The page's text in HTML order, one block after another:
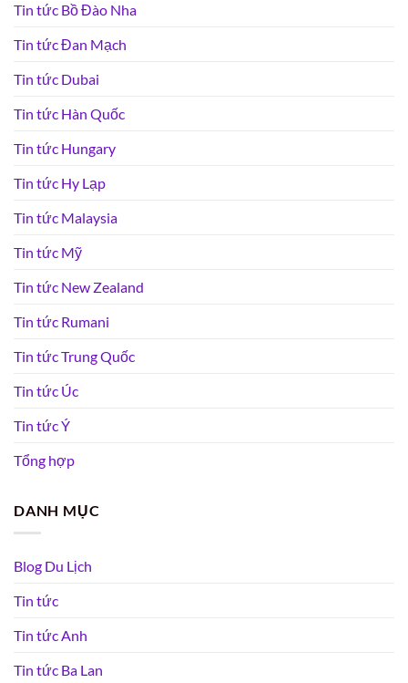
Tin tức Bồ Đào Nha
Tin tức Đan Mạch
Tin tức Dubai
Tin tức Hàn Quốc
Tin tức Hungary
Tin tức Hy Lạp
Tin tức Malaysia
Tin tức Mỹ
Tin tức New Zealand
Tin tức Rumani
Tin tức Trung Quốc
Tin tức Úc
Tin tức Ý
Tổng hợp
DANH MỤC
Blog Du Lịch
Tin tức
Tin tức Anh
Tin tức Ba Lan